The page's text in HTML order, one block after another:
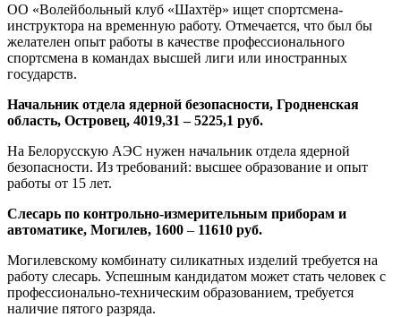
ОО «Волейбольный клуб «Шахтёр» ищет спортсмена-
инструктора на временную работу. Отмечается, что был бы
желателен опыт работы в качестве профессионального
спортсмена в командах высшей лиги или иностранных
государств.
Начальник отдела ядерной безопасности, Гродненская
область, Островец, 4019,31 – 5225,1 руб.
На Белорусскую АЭС нужен начальник отдела ядерной
безопасности. Из требований: высшее образование и опыт
работы от 15 лет.
Слесарь по контрольно-измерительным приборам и
автоматике, Могилев, 1600 – 11610 руб.
Могилевскому комбинату силикатных изделий требуется на
работу слесарь. Успешным кандидатом может стать человек с
профессионально-техническим образованием, требуется
наличие пятого разряда.